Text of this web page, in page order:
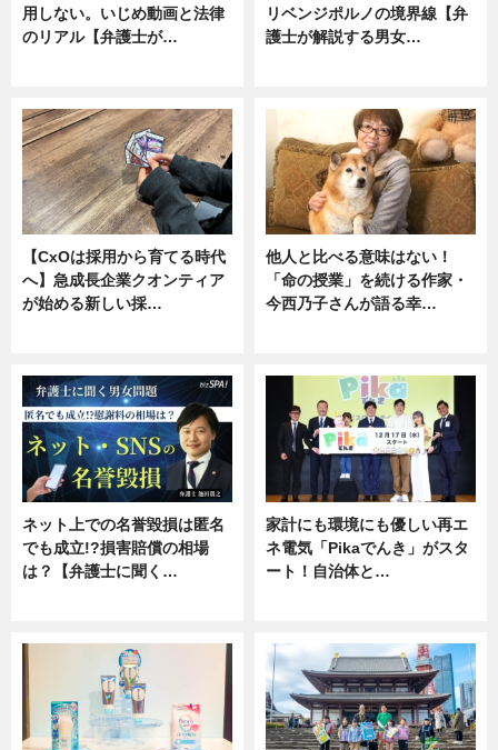
用しない。いじめ動画と法律
のリアル【弁護士が…
リベンジポルノの境界線【弁
護士が解説する男女…
【CxOは採用から育てる時代
へ】急成長企業クオンティア
が始める新しい採…
他人と比べる意味はない！
「命の授業」を続ける作家・
今西乃子さんが語る幸…
ネット上での名誉毀損は匿名
でも成立!?損害賠償の相場
は？【弁護士に聞く…
家計にも環境にも優しい再エ
ネ電気「Pikaでんき」がスタ
ート！自治体と…